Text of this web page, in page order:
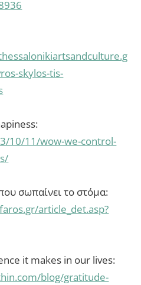
skylos-tis-
10/11/wow-we-control-
σωπαίνει το στόμα:
article_det.asp?
it makes in our lives:
blog/gratitude-